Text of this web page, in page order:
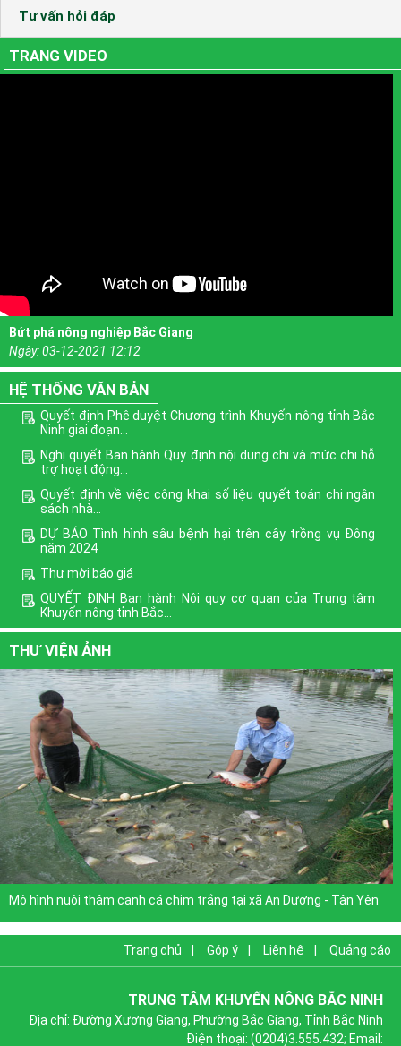
Tư vấn hỏi đáp
TRANG VIDEO
Bứt phá nông nghiệp Bắc Giang
Ngày:03-12-2021 12:12
HỆ THỐNG VĂN BẢN
Quyết định Phê duyệt Chương trình Khuyến nông tỉnh Bắc
Ninh giai đoạn...
Nghị quyết Ban hành Quy định nội dung chi và mức chi hỗ
trợ hoạt động...
Quyết định về việc công khai số liệu quyết toán chi ngân
sách nhà...
DỰ BÁO Tình hình sâu bệnh hại trên cây trồng vụ Đông
năm 2024
Thư mời báo giá
QUYẾT ĐỊNH Ban hành Nội quy cơ quan của Trung tâm
Khuyến nông tỉnh Bắc...
thôn mới giai...
Định hướng nội dung phổ biến giáo dục pháp luật quý III
năm 2022
Xem thêm
THƯ VIỆN ẢNH
Mô hình nuôi thâm canh cá chim trắng tại xã An Dương - Tân Yên
Trang chủ Góp ý Liên hệ Quảng cáo
TRUNG TÂM KHUYẾN NÔNG BẮC NINH
Địa chỉ: Đường Xương Giang, Phường Bắc Giang, Tỉnh Bắc Ninh
Điện thoại: (0204)3.555.432; Email: